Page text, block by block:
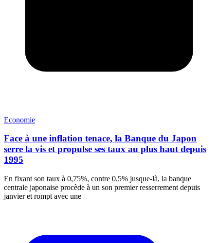
Economie
Face à une inflation tenace, la Banque du Japon
serre la vis et propulse ses taux au plus haut depuis
1995
En fixant son taux à 0,75%, contre 0,5% jusque-là, la banque
centrale japonaise procède à un son premier resserrement depuis
janvier et rompt avec une